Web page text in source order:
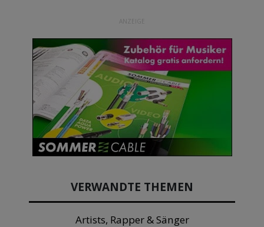
ANZEIGE
VERWANDTE THEMEN
Artists, Rapper & Sänger